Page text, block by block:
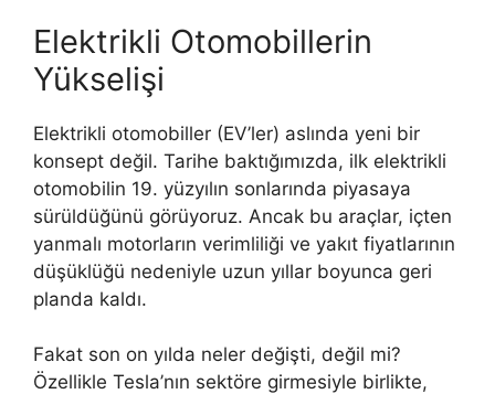
Elektrikli Otomobillerin
Yükselişi
Elektrikli otomobiller (EV’ler) aslında yeni bir
konsept değil. Tarihe baktığımızda, ilk elektrikli
otomobilin 19. yüzyılın sonlarında piyasaya
sürüldüğünü görüyoruz. Ancak bu araçlar, içten
yanmalı motorların verimliliği ve yakıt fiyatlarının
düşüklüğü nedeniyle uzun yıllar boyunca geri
planda kaldı.
Fakat son on yılda neler değişti, değil mi?
Özellikle Tesla’nın sektöre girmesiyle birlikte,